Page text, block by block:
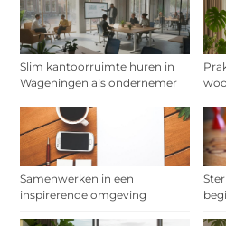
Slim kantoorruimte huren in
Wageningen als ondernemer
Samenwerken in een
inspirerende omgeving